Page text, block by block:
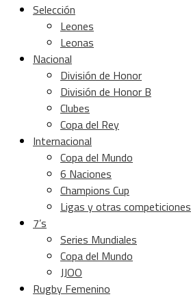
Selección
Leones
Leonas
Nacional
División de Honor
División de Honor B
Clubes
Copa del Rey
Internacional
Copa del Mundo
6 Naciones
Champions Cup
Ligas y otras competiciones
7’s
Series Mundiales
Copa del Mundo
JJOO
Rugby Femenino